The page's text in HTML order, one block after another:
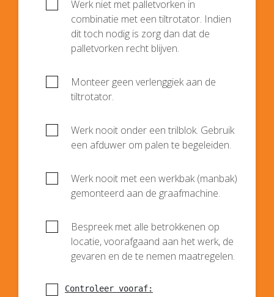
Werk niet met palletvorken in
combinatie met een tiltrotator. Indien
dit toch nodig is zorg dan dat de
palletvorken recht blijven.
Monteer geen verlenggiek aan de
tiltrotator.
Werk nooit onder een trilblok. Gebruik
een afduwer om palen te begeleiden.
Werk nooit met een werkbak (manbak)
gemonteerd aan de graafmachine.
Bespreek met alle betrokkenen op
locatie, voorafgaand aan het werk, de
gevaren en de te nemen maatregelen.
Controleer vooraf: